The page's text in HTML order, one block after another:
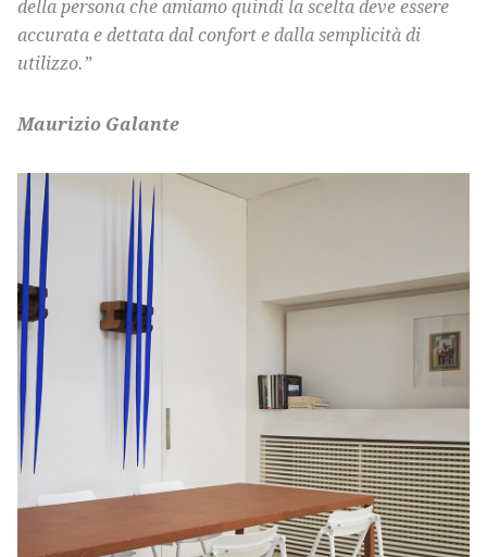
della persona che amiamo quindi la scelta deve essere
accurata e dettata dal confort e dalla semplicità di
utilizzo.”
Maurizio Galante